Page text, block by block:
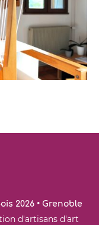
2026 • Grenoble
d'artisans d'art